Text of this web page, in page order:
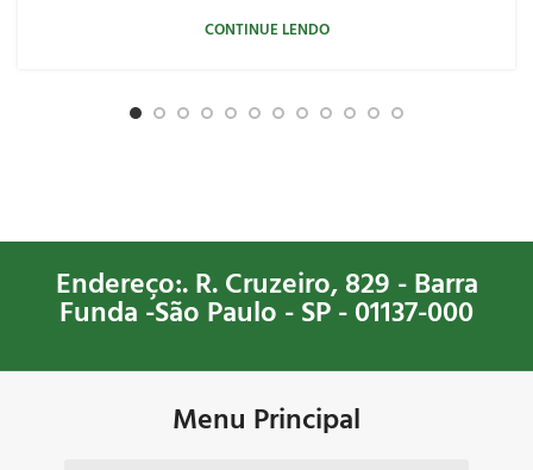
CONTINUE LENDO
Endereço:. R. Cruzeiro, 829 - Barra
Funda -São Paulo - SP - 01137-000
Menu Principal